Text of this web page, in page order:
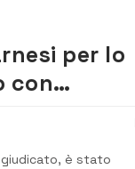
per lo
con
fermato
è stato